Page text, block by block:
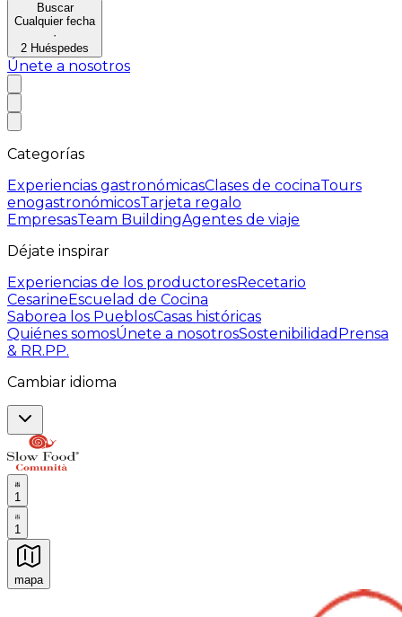
Buscar
Cualquier fecha
·
2 Huéspedes
Únete a nosotros
Categorías
Experiencias gastronómicasClases de cocinaTours
enogastronómicosTarjeta regalo
EmpresasTeam BuildingAgentes de viaje
Déjate inspirar
Experiencias de los productoresRecetario
CesarineEscuelad de Cocina
Saborea los PueblosCasas históricas
Quiénes somosÚnete a nosotrosSostenibilidad Prensa
& RR.PP.
Cambiar idioma
1
1
mapa
Experiencias culinarias inolvidables: Experiencias